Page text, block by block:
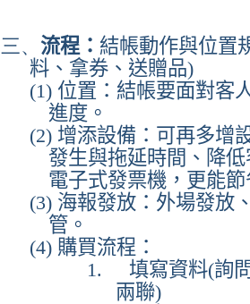
三、 流程： 結帳動作與位置
料、拿券、送贈品)
(1) 位置：結帳要面對客
進度。
(2) 增添設備：可再多增
發生與拖延時間、降
電子式發票機，更能
(3) 海報發放：外場發放
管。
(4) 購買流程：
1.
填寫資料(詢
兩聯)